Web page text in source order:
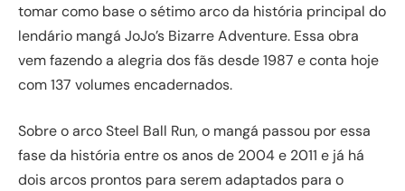
tomar como base o sétimo arco da história principal do
lendário mangá JoJo’s Bizarre Adventure. Essa obra
vem fazendo a alegria dos fãs desde 1987 e conta hoje
com 137 volumes encadernados.
Sobre o arco Steel Ball Run, o mangá passou por essa
fase da história entre os anos de 2004 e 2011 e já há
dois arcos prontos para serem adaptados para o